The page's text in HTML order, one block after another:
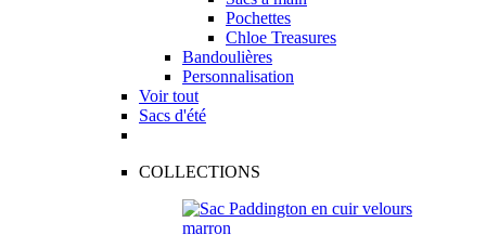
Pochettes
Chloe Treasures
Bandoulières
Personnalisation
Voir tout
Sacs d'été
COLLECTIONS